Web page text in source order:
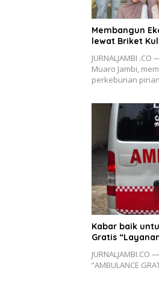
Membangun
lewat Briket
JURNALJAMBI
Muaro Jambi,
perkebunan
Kabar baik
Gratis
“AMBULANCE